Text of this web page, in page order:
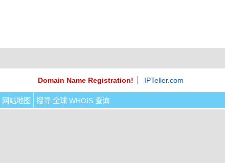
Domain Name Registration! IPTeller.com
网站地图 搜寻 全球 WHOIS 查询